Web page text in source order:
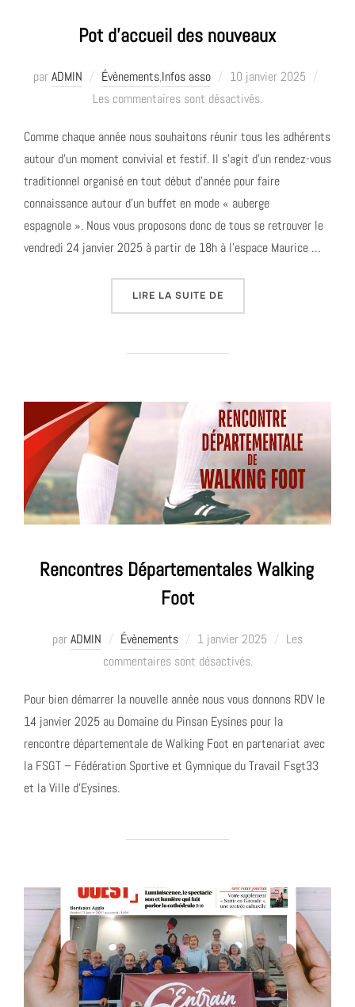
Pot d’accueil des nouveaux
parADMIN Évènements,Infos asso
Publié
le
10 janvier 2025
Les commentaires sont désactivés.
Comme chaque année nous souhaitons réunir tous les adhérents
autour d’un moment convivial et festif. Il s’agit d’un rendez-vous
traditionnel organisé en tout début d’année pour faire
connaissance autour d’un buffet en mode « auberge
espagnole ». Nous vous proposons donc de tous se retrouver le
vendredi 24 janvier 2025 à partir de 18h à l’espace Maurice …
LIRE LA SUITE DE« POT D’ACCUEIL DES
Rencontres Départementales Walking
Foot
parADMIN Évènements
Publié
le
1 janvier 2025
Les
commentaires sont désactivés.
Pour bien démarrer la nouvelle année nous vous donnons RDV le
14 janvier 2025 au Domaine du Pinsan Eysines pour la
rencontre départementale de Walking Foot en partenariat avec
la FSGT – Fédération Sportive et Gymnique du Travail Fsgt33
et la Ville d’Eysines.